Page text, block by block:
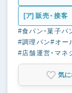
[ア] 販売・接客
#食パン・菓子パ
#調理パン#オー
#店舗運営・マネ
気